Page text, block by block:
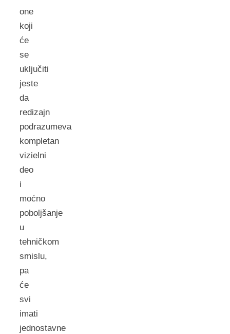
one
koji
će
se
uključiti
jeste
da
redizajn
podrazumeva
kompletan
vizielni
deo
i
moćno
poboljšanje
u
tehničkom
smislu,
pa
će
svi
imati
jednostavne